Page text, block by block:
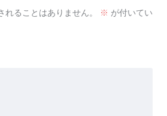
れることはありません。 ※ が付いてい